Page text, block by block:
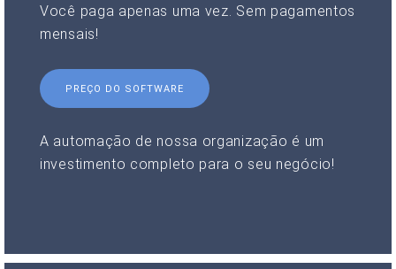
Você paga apenas uma vez. Sem pagamentos
mensais!
PREÇO DO SOFTWARE
A automação de nossa organização é um
investimento completo para o seu negócio!